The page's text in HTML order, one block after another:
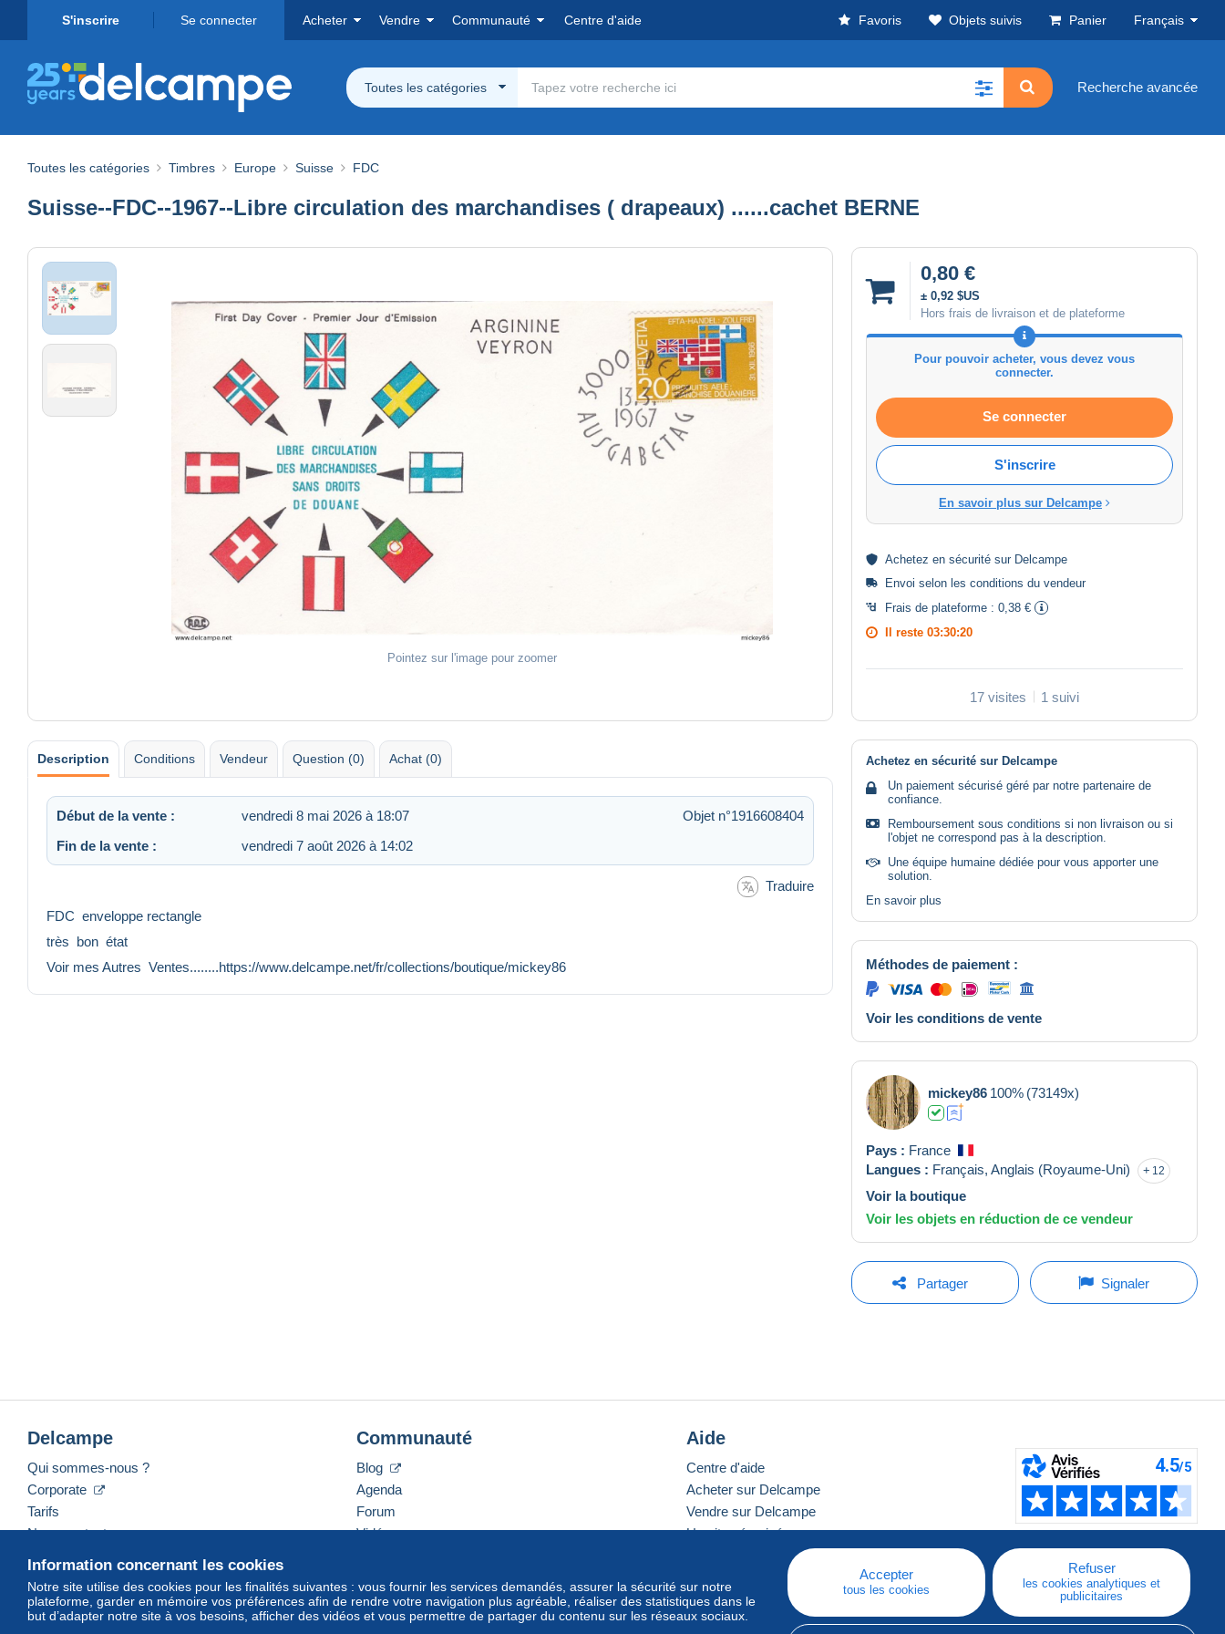
S'inscrire Se connecter Acheter Vendre Communauté Centre d'aide Favoris Objets suivis Panier Français
Toutes les catégories Recherche avancée
Toutes les catégories Timbres Europe Suisse FDC
Suisse--FDC--1967--Libre circulation des marchandises ( drapeaux) ......cachet BERNE
Pointez sur l'image pour zoomer
0,80 €
± 0,92 $US
Hors frais de livraison et de plateforme
Pour pouvoir acheter, vous devez vous
connecter.
Se connecter
S'inscrire
En savoir plus sur Delcampe
Achetez en sécurité sur Delcampe
Envoi selon les conditions du vendeur
Frais de plateforme : 0,38 €
Il reste 03:30:20
17 visites 1 suivi
Description Conditions Vendeur Question (0) Achat (0)
Début de la vente : vendredi 8 mai 2026 à 18:07
Objet n°1916608404
Fin de la vente :
vendredi 7 août 2026 à 14:02
Traduire
FDC enveloppe rectangle
très bon état
Voir mes Autres Ventes........https://www.delcampe.net/fr/collections/boutique/mickey86
Achetez en sécurité sur Delcampe
Un paiement sécurisé géré par notre partenaire de
confiance.
Remboursement sous conditions si non livraison ou si
l'objet ne correspond pas à la description.
Une équipe humaine dédiée pour vous apporter une
solution.
En savoir plus
Méthodes de paiement :
Voir les conditions de vente
mickey86 100% (73149x)
Pays : France
Langues : Français, Anglais (Royaume-Uni) 12
Voir la boutique
Voir les objets en réduction de ce vendeur
Partager Signaler
Information concernant les cookies
Notre site utilise des cookies pour les finalités suivantes : vous fournir les services demandés, assurer la sécurité sur notre
plateforme, garder en mémoire vos préférences afin de rendre votre navigation plus agréable, réaliser des statistiques dans le
but d’adapter notre site à vos besoins, afficher des vidéos et vous permettre de partager du contenu sur les réseaux sociaux.
Accepter
tous les cookies
Refuser
les cookies analytiques et
publicitaires
Delcampe
Qui sommes-nous ?
Corporate
Tarifs
Nous contacter
Communauté
Blog
Agenda
Forum
Vidéos
Aide
Centre d'aide
Acheter sur Delcampe
Vendre sur Delcampe
Un site sécurisé
Français USD America/Indiana/Vevay Mode standard